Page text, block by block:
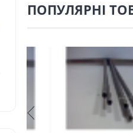
ПОПУЛЯРНІ